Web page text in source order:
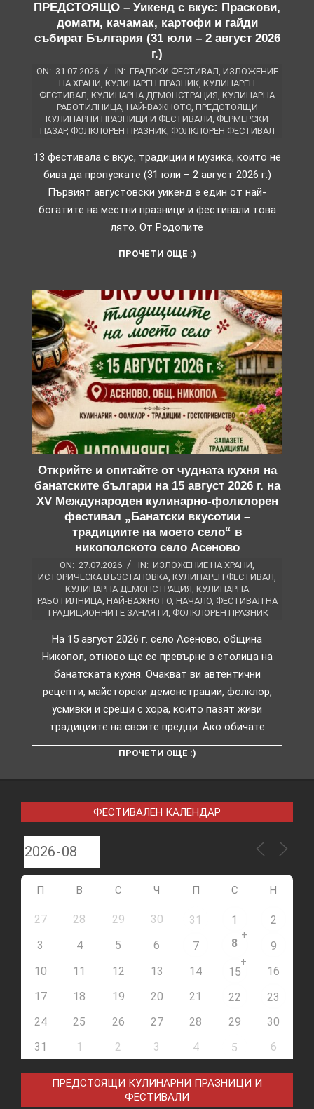
ПРЕДСТОЯЩО – Уикенд с вкус: Праскови,
домати, качамак, картофи и гайди
събират България (31 юли – 2 август 2026
г.)
ON: 31.07.2026 IN: ГРАДСКИ ФЕСТИВАЛ, ИЗЛОЖЕНИЕ
НА ХРАНИ, КУЛИНАРЕН ПРАЗНИК, КУЛИНАРЕН
ФЕСТИВАЛ, КУЛИНАРНА ДЕМОНСТРАЦИЯ, КУЛИНАРНА
РАБОТИЛНИЦА, НАЙ-ВАЖНОТО, ПРЕДСТОЯЩИ
КУЛИНАРНИ ПРАЗНИЦИ И ФЕСТИВАЛИ, ФЕРМЕРСКИ
ПАЗАР, ФОЛКЛОРЕН ПРАЗНИК, ФОЛКЛОРЕН ФЕСТИВАЛ
13 фестивала с вкус, традиции и музика, които не
бива да пропускате (31 юли – 2 август 2026 г.)
Първият августовски уикенд е един от най-
богатите на местни празници и фестивали това
лято. От Родопите
ПРОЧЕТИ ОЩЕ :)
Открийте и опитайте от чудната кухня на
банатските българи на 15 август 2026 г. на
XV Международен кулинарно-фолклорен
фестивал „Банатски вкусотии –
традициите на моето село“ в
никополското село Асеново
ON: 27.07.2026 IN: ИЗЛОЖЕНИЕ НА ХРАНИ
ИСТОРИЧЕСКА ВЪЗСТАНОВКА КУЛИНАРЕН ФЕСТИВАЛ
КУЛИНАРНА ДЕМОНСТРАЦИЯ КУЛИНАРНА
РАБОТИЛНИЦА, НАЙ-ВАЖНОТО, НАЧАЛО, ФЕСТИВАЛ НА
ТРАДИЦИОННИТЕ ЗАНАЯТИ ФОЛКЛОРЕН ПРАЗНИК
На 15 август 2026 г. село Асеново, община
Никопол, отново ще се превърне в столица на
банатската кухня. Очакват ви автентични
рецепти, майсторски демонстрации, фолклор,
усмивки и срещи с хора, които пазят живи
традициите на своите предци. Ако обичате
ПРОЧЕТИ ОЩЕ :)
ФЕСТИВАЛЕН КАЛЕНДАР
П В С Ч П С Н
27 28 29 30 31 1
2
3
4 5 6 7 8
+
9
10
11 12 13 14 15
+
16
17
18 19 20 21 22
23
24
25 26 27 28 29
30
31
1 2 3 4 5 6
ПРЕДСТОЯЩИ КУЛИНАРНИ ПРАЗНИЦИ И
ФЕСТИВАЛИ